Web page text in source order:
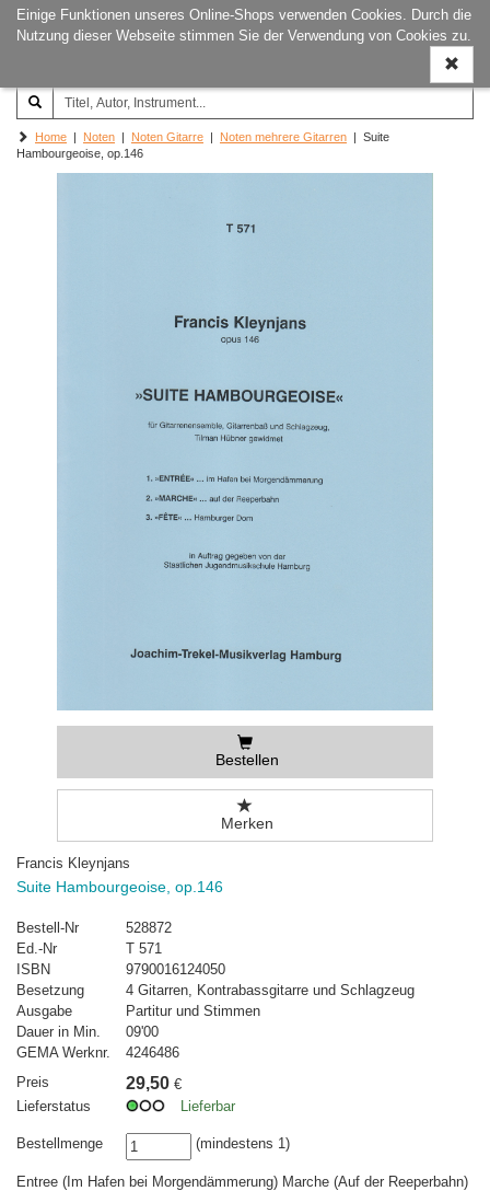
Einige Funktionen unseres Online-Shops verwenden Cookies. Durch die
Nutzung dieser Webseite stimmen Sie der Verwendung von Cookies zu.
ein-/
Joachim‐Trekel‐Musikverlag,
Hamburg
Home | Noten | Noten Gitarre | Noten mehrere Gitarren | Suite
Hambourgeoise, op.146
Bestellen
Merken
Francis Kleynjans
Suite Hambourgeoise, op.146
Bestell-Nr
528872
Ed.-Nr
T 571
ISBN
9790016124050
Besetzung
4 Gitarren, Kontrabassgitarre und Schlagzeug
Ausgabe
Partitur und Stimmen
Dauer in Min.
09'00
GEMA Werknr.
4246486
Preis
29,50 €
Lieferstatus
Lieferbar
Bestellmenge (mindestens 1)
Entree (Im Hafen bei Morgendämmerung) Marche (Auf der Reeperbahn)